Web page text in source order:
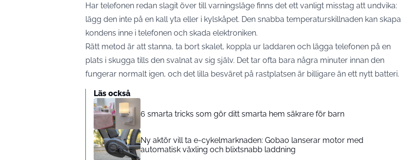
Har telefonen redan slagit över till varningsläge finns det ett vanligt misstag att undvika:
lägg den inte på en kall yta eller i kylskåpet. Den snabba temperaturskillnaden kan skapa
kondens inne i telefonen och skada elektroniken.
Rätt metod är att stanna, ta bort skalet, koppla ur laddaren och lägga telefonen på en
plats i skugga tills den svalnat av sig själv. Det tar ofta bara några minuter innan den
fungerar normalt igen, och det lilla besväret på rastplatsen är billigare än ett nytt batteri.
Läs också
6 smarta tricks som gör ditt smarta hem säkrare för barn
Ny aktör vill ta e-cykelmarknaden: Gobao lanserar motor med
automatisk växling och blixtsnabb laddning